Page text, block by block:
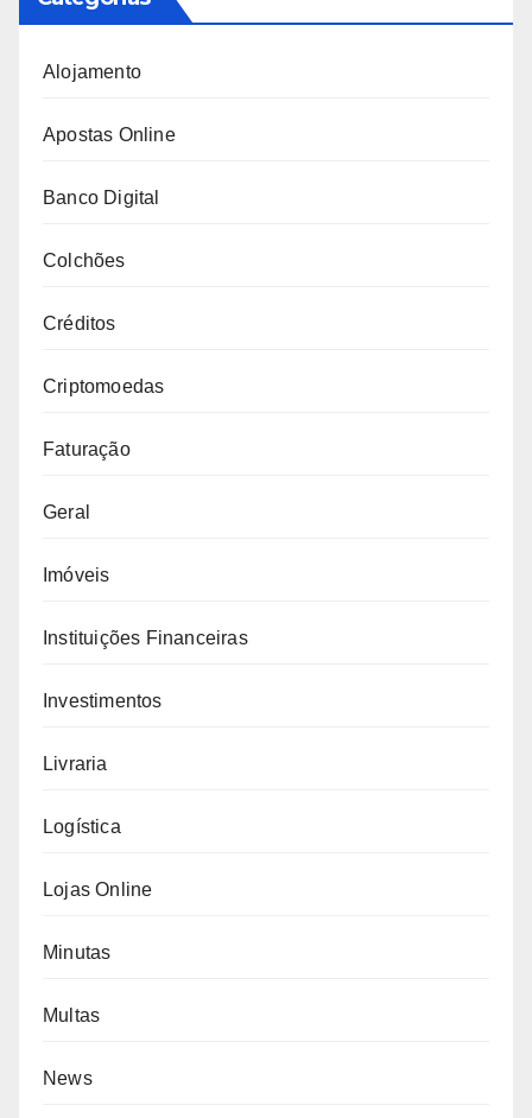
Alojamento
Apostas Online
Banco Digital
Colchões
Créditos
Criptomoedas
Faturação
Geral
Imóveis
Instituições Financeiras
Investimentos
Livraria
Logística
Lojas Online
Minutas
Multas
News